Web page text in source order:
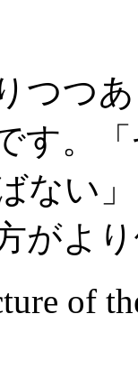
つつ
す。
ない
がよ
of